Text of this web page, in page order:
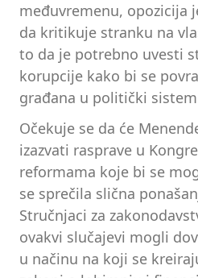
međuvremenu, opozicija
da kritikuje stranku na
to da je potrebno uvesti
korupcije kako bi se
građana u politički
Očekuje se da će
izazvati rasprave u
reformama koje bi se
se sprečila slična
Stručnjaci za
ovakvi slučajevi mogli
u načinu na koji se